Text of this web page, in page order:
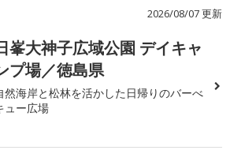
2026/08/07 更新
峯大神子広域公園 デイキャ
プ場／徳島県
然海岸と松林を活かした日帰りのバーべ
ュー広場